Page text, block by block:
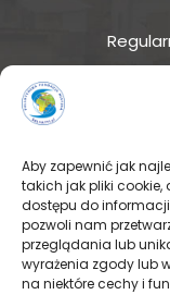
Aby zapewnić jak
takich jak pliki
dostępu do
pozwoli nam
przeglądania lub
wyrażenia zgody lub
na niektóre cechy i